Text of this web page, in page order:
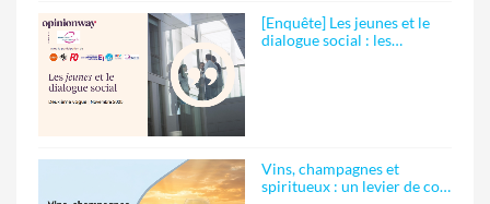
[Enquête] Les jeunes et le
dialogue social : les…
Vins, champagnes et
spiritueux : un levier de co…